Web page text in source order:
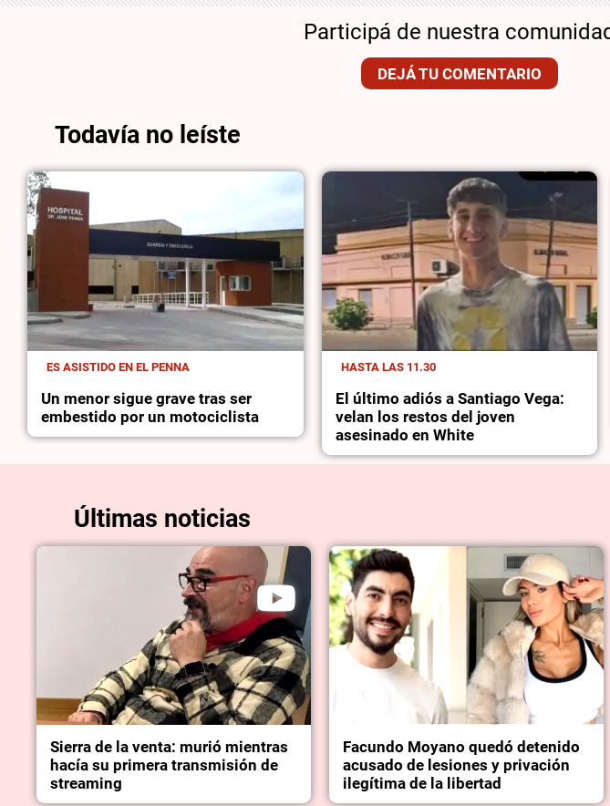
Participá de nuestra
DEJÁ TU COMENTARIO
Todavía no leíste
ES ASISTIDO EN EL PENNA
Un menor sigue grave tras ser
embestido por un motociclista
HASTA LAS 11.30
El último adiós a Santiago Vega:
velan los restos del joven
asesinado en White
Últimas noticias
Sierra de la venta: murió mientras
hacía su primera transmisión de
streaming
Facundo Moyano quedó detenido
acusado de lesiones y privación
ilegítima de la libertad